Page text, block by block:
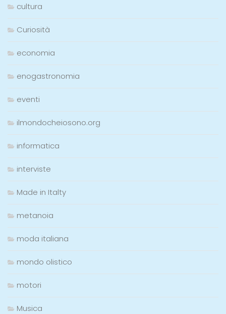
cultura
Curiosità
economia
enogastronomia
eventi
ilmondocheiosono.org
informatica
interviste
Made in Italty
metanoia
moda italiana
mondo olistico
motori
Musica